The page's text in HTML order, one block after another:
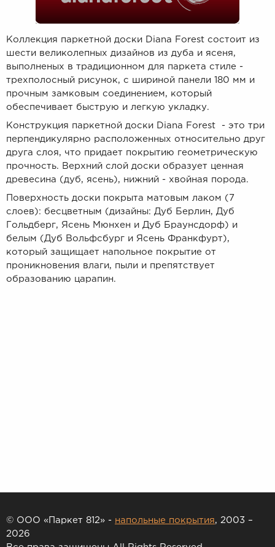
Коллекция паркетной доски Diana Forest состоит из
шести великолепных дизайнов из дуба и ясеня,
выполненых в традиционном для паркета стиле -
трехполосный рисунок, с шириной панели 180 мм и
прочным замковым соединением, который
обеспечивает быструю и легкую укладку.
Конструкция паркетной доски Diana Forest - это три
перпендикулярно расположенных относительно друг
друга слоя, что придает покрытию геометрическую
прочность. Верхний слой доски образует ценная
древесина (дуб, ясень), нижний - хвойная порода.
Поверхность доски покрыта матовым лаком (7
слоев): бесцветным (дизайны: Дуб Берлин, Дуб
Гольдберг, Ясень Мюнхен и Дуб Браунсдорф) и
белым (Дуб Вольфсбург и Ясень Франкфурт),
который защищает напольное покрытие от
проникновения влаги, пыли и препятствует
образованию царапин.
© ООО «Паркет 812» - напольные покрытия, 2003 –
2026